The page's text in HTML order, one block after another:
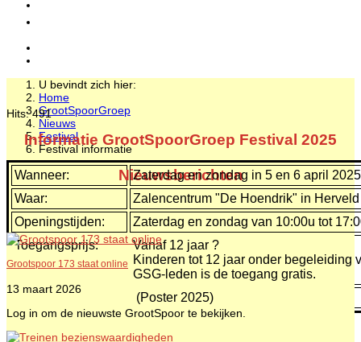
U bevindt zich hier:
Home
GrootSpoorGroep
Nieuws
Festival
Festival informatie
Nieuwsberichten
Hits: 491
Informatie GrootSpoorGroep Festival 2025
Wanneer:
Zaterdag en zondag in 5 en 6 april 2025
Waar:
Zalencentrum "De Hoendrik" in Herveld
Openingstijden:
Zaterdag en zondag van 10:00u tot
Toegangsprijs:
Vanaf 12 jaar ?
Kinderen tot 12 jaar onder begeleiding
GSG-leden is de toegang gratis.
(Poster 2025)
Grootspoor 173 staat online
13 maart 2026
Log in om de nieuwste GrootSpoor te bekijken.